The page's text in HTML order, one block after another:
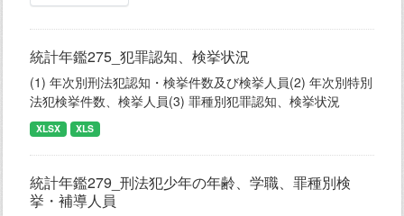
統計年鑑275_犯罪認知、検挙状況
(1) 年次別刑法犯認知・検挙件数及び検挙人員(2) 年次別特別
法犯検挙件数、検挙人員(3) 罪種別犯罪認知、検挙状況
XLSX XLS
統計年鑑279_刑法犯少年の年齢、学職、罪種別検
挙・補導人員